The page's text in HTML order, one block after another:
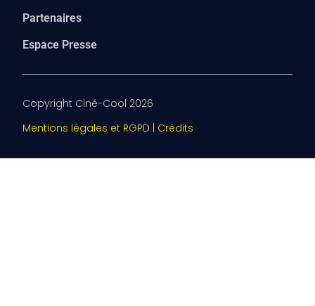
Partenaires
Espace Presse
Copyright Ciné-Cool 2026
Mentions légales et RGPD
Crédits